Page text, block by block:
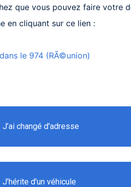
que vous pouvez faire votre
en cliquant sur ce lien :
le 974 (RÃ©union)
J’ai changé d'adresse
J’hérite d'un véhicule